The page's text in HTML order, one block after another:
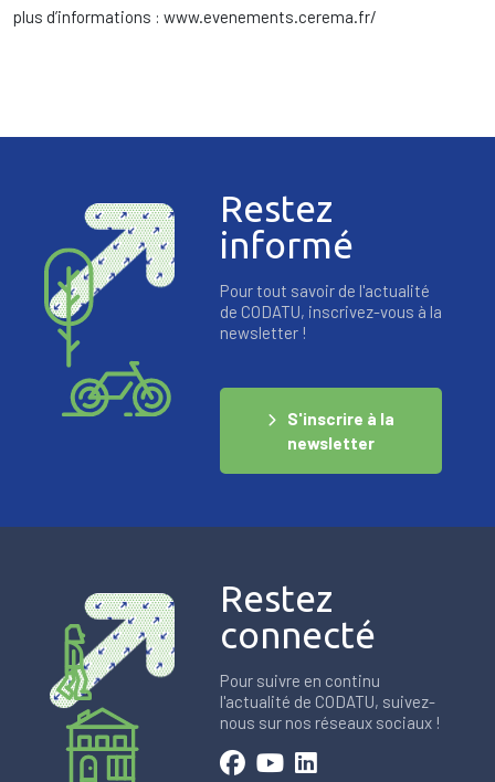
plus d’informations : www.evenements.cerema.fr/
Restez
informé
Pour tout savoir de l'actualité
de CODATU, inscrivez-vous à la
newsletter !
S'inscrire à la
newsletter
Restez
connecté
Pour suivre en continu
l'actualité de CODATU, suivez-
nous sur nos réseaux sociaux !